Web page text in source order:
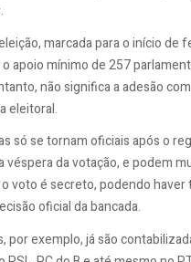
marcada para o início de
apoio mínimo de 257
não significa a adesão
eleitoral.
só se tornam oficiais após o
véspera da votação, e podem
voto é secreto, podendo haver
oficial da bancada.
por exemplo, já são